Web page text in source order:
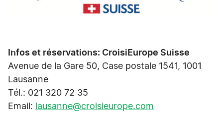
Infos et réservations: CroisiEurope Suisse
Avenue de la Gare 50, Case postale 1541, 1001
Lausanne
Tél.: 021 320 72 35
Email:
lausanne@croisieurope.com